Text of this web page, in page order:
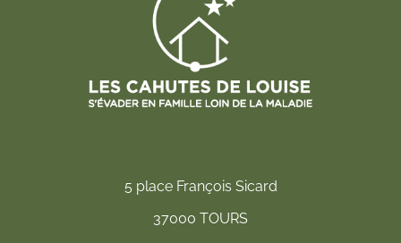
5 place François Sicard
37000 TOURS